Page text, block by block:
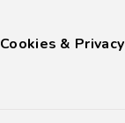
Cookies & Privacy